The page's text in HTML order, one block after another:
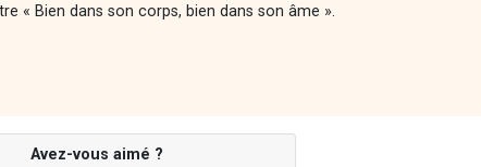
« Bien dans son corps, bien dans son âme ».
Avez-vous aimé ?